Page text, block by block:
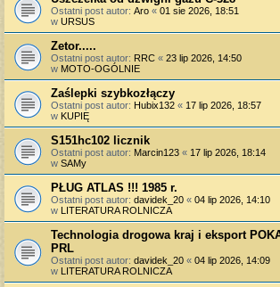
Ostatni post autor: Aro « 01 sie 2026, 18:51
w URSUS
Zetor.....
Ostatni post autor: RRC « 23 lip 2026, 14:50
w MOTO-OGÓLNIE
Zaślepki szybkozłączy
Ostatni post autor: Hubix132 « 17 lip 2026, 18:57
w KUPIĘ
S151hc102 licznik
Ostatni post autor: Marcin123 « 17 lip 2026, 18:14
w SAMy
PŁUG ATLAS !!! 1985 r.
Ostatni post autor: davidek_20 « 04 lip 2026, 14:10
w LITERATURA ROLNICZA
Technologia drogowa kraj i eksport
PRL
Ostatni post autor: davidek_20 « 04 lip 2026, 14:09
w LITERATURA ROLNICZA